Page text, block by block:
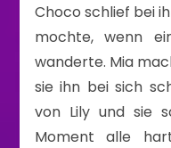
Choco schlief bei
mochte, wenn
wanderte. Mia
sie ihn bei sich
von Lily und sie
Moment alle